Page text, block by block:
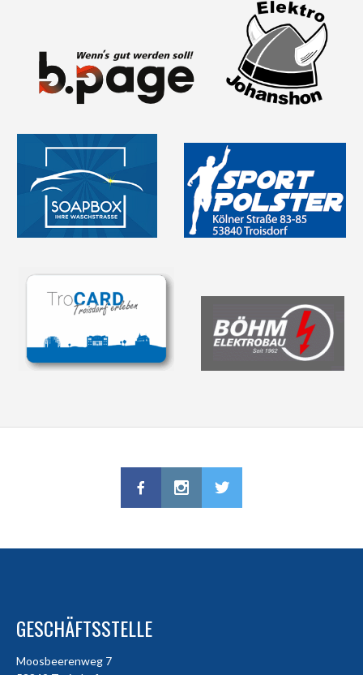
GESCHÄFTSSTELLE
Moosbeerenweg 7